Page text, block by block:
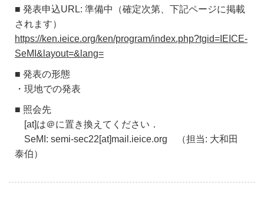
■ 発表申込URL: 準備中（確定次第、下記ページに掲載
されます）
https://ken.ieice.org/ken/program/index.php?tgid=IEICE-
SeMI&layout=&lang=
■ 発表の形態
・現地での発表
■ 照会先
[at]は＠に置き換えてください．
SeMI: semi-sec22[at]mail.ieice.org （担当: 大和田
泰伯）